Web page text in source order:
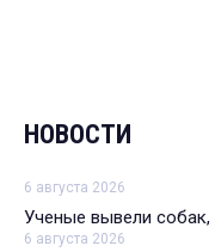
НОВОСТИ
6 августа 2026
Ученые вывели собак,
6 августа 2026